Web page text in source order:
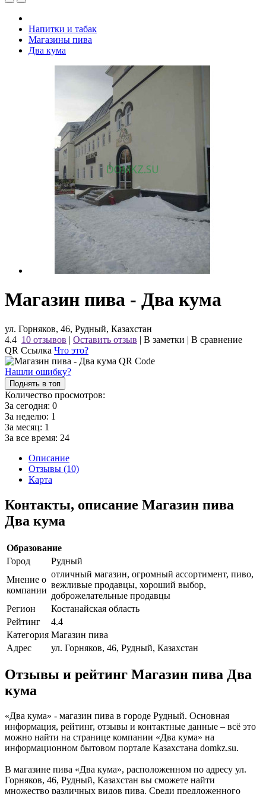
Напитки и табак
Магазины пива
Два кума
Магазин пива - Два кума
ул. Горняков, 46, Рудный, Казахстан
4.4 10 отзывов | Оставить отзыв | В заметки | В сравнение
QR Ссылка Что это?
Нашли ошибку?
Поднять в топ
Количество просмотров:
За сегодня: 0
За неделю: 1
За месяц: 1
За все время: 24
Описание
Отзывы (10)
Карта
Контакты, описание Магазин пива
Два кума
Образование
Город
Рудный
Мнение о
компании
отличный магазин, огромный ассортимент, пиво,
вежливые продавцы, хороший выбор,
доброжелательные продавцы
Регион
Костанайская область
Рейтинг
4.4
Категория Магазин пива
Адрес
ул. Горняков, 46, Рудный, Казахстан
Отзывы и рейтинг Магазин пива Два
кума
«Два кума» - магазин пива в городе Рудный. Основная
информация, рейтинг, отзывы и контактные данные – всё это
можно найти на странице компании «Два кума» на
информационном бытовом портале Казахстана domkz.su.
В магазине пива «Два кума», расположенном по адресу ул.
Горняков, 46, Рудный, Казахстан вы сможете найти
множество различных видов пива. Среди предложенного